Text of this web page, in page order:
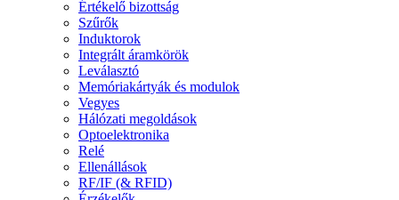
Értékelő bizottság
Szűrők
Induktorok
Integrált áramkörök
Leválasztó
Memóriakártyák és modulok
Vegyes
Hálózati megoldások
Optoelektronika
Relé
Ellenállások
RF/IF (& RFID)